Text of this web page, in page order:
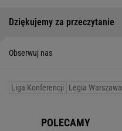
Dziękujemy za przeczytanie
Obserwuj nas
Liga Konferencji Legia Warszawa
POLECAMY